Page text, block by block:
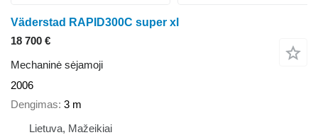
Väderstad RAPID300C super xl
18 700 €
Mechaninė sėjamoji
2006
Dengimas 3 m
Lietuva, Mažeikiai